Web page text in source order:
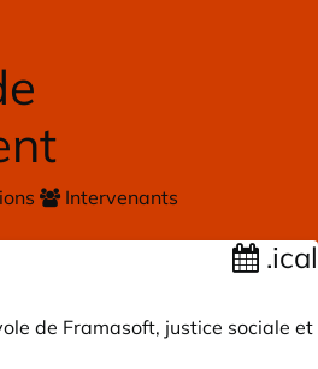
Intervenants
.ical
de Framasoft, justice sociale et